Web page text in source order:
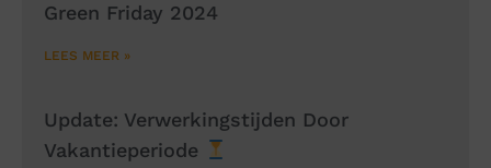
Green Friday 2024
LEES MEER »
Update: Verwerkingstijden Door
Vakantieperiode